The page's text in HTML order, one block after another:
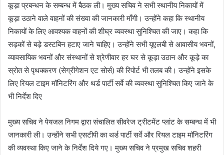
कूड़ा प्रबन्धन के सम्बन्ध में बैठक ली। मुख्य सचिव ने सभी स्थानीय निकायों में
कूड़ा उठाने वाले वाहनों की संख्या की जानकारी माँगी। उन्होंने कहा कि स्थानीय
निकायों के लिए आवश्यक वाहनों की शीघ्र व्यवस्था सुनिश्चित की जाए। कहा कि
सड़कों से बड़े डस्टबिन हटाए जाने चाहिए। उन्होंने सभी यूएलबी से आवासीय भवनों,
व्यावसायिक भवनों और संस्थानों से श्रेणीवार हर घर से कूड़ा उठान और कूड़े का
स्रोत से पृथक्करण (सेग्रीगेशन एट सोर्स) की रिपोर्ट भी तलब की। उन्होंने इसके
लिए रियल टाइम मॉनिटरिंग और थर्ड पार्टी सर्वे की व्यवस्था सुनिश्चित किए जाने के
भी निर्देश दिए
मुख्य सचिव ने पेयजल निगम द्वारा संचालित सीवरेज ट्रीटमेंट प्लांट के सम्बन्ध में भी
जानकारी ली। उन्होंने सभी एसटीपी का थर्ड पार्टी सर्वे और रियल टाइम मॉनिटरिंग
की व्यवस्था किए जाने के निर्देश दिये गए। मुख्य सचिव ने प्रमुख सचिव शहरी